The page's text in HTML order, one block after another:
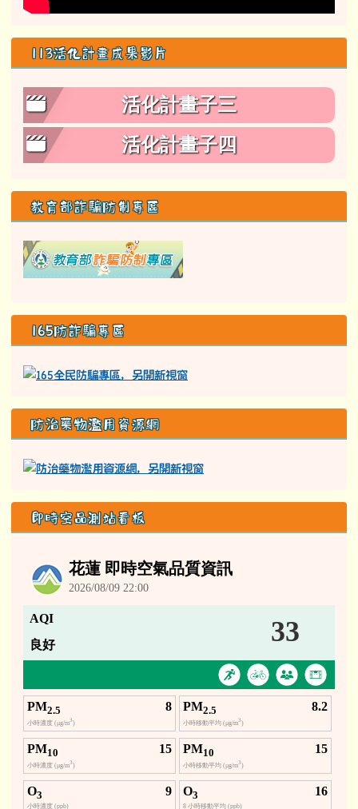
113活化計畫成果影片
活化計畫子三
活化計畫子四
教育部詐騙防制專區
165防詐騙專區
防治藥物濫用資源網
即時空品測站看板